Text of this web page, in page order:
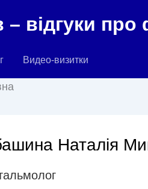
– відгуки
Видео-визитки
Наталія